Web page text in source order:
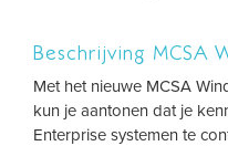
Beschrijving MCSA
Met het nieuwe MCSA
kun je aantonen dat je
Enterprise systemen te